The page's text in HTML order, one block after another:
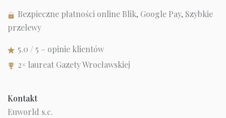
Bezpieczne płatności online Blik, Google Pay, Szybkie
przelewy
5.0 / 5 – opinie klientów
2× laureat Gazety Wrocławskiej
Kontakt
Euworld s.c.